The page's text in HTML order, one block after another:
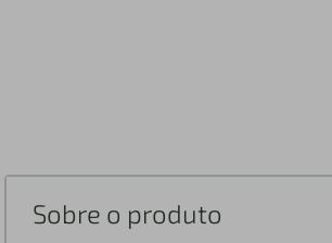
Sobre o produto